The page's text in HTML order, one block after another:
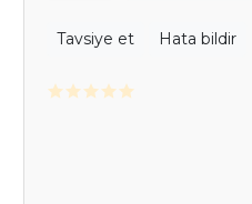
Tavsiye et Hata bildir